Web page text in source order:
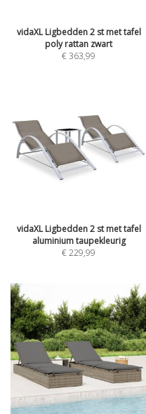
vidaXL Ligbedden 2 st met tafel
poly rattan zwart
€363,99
vidaXL Ligbedden 2 st met tafel
aluminium taupekleurig
€229,99